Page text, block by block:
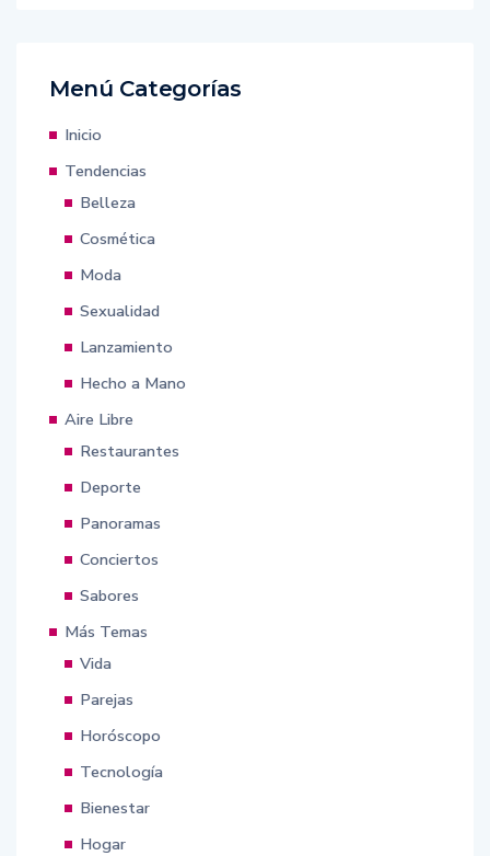
Menú Categorías
Inicio
Tendencias
Belleza
Cosmética
Moda
Sexualidad
Lanzamiento
Hecho a Mano
Aire Libre
Restaurantes
Deporte
Panoramas
Conciertos
Sabores
Más Temas
Vida
Parejas
Horóscopo
Tecnología
Bienestar
Hogar